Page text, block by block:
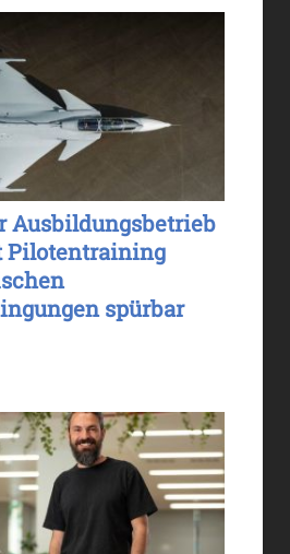
Ausbildungsbetrieb
Pilotentraining
spürbar